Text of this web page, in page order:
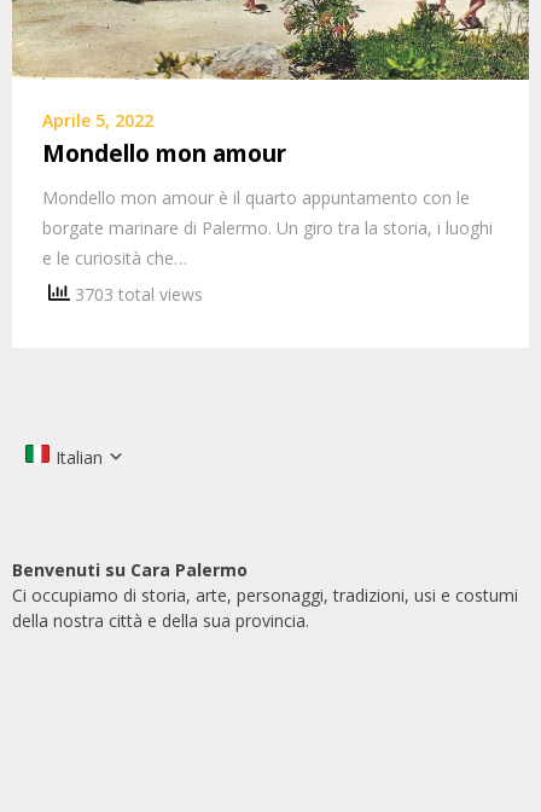
Aprile 5, 2022
Mondello mon amour
Mondello mon amour è il quarto appuntamento con le
borgate marinare di Palermo. Un giro tra la storia, i luoghi
e le curiosità che…
3703 total views
Italian
Benvenuti su Cara Palermo
Ci occupiamo di storia, arte, personaggi, tradizioni, usi e costumi
della nostra città e della sua provincia.